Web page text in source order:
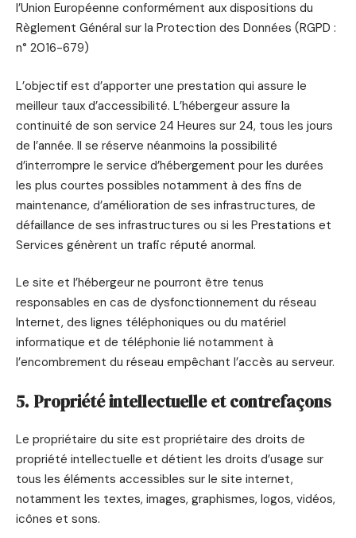
l’Union Européenne conformément aux dispositions du
Règlement Général sur la Protection des Données (RGPD :
n° 2016-679)
L’objectif est d’apporter une prestation qui assure le
meilleur taux d’accessibilité. L’hébergeur assure la
continuité de son service 24 Heures sur 24, tous les jours
de l’année. Il se réserve néanmoins la possibilité
d’interrompre le service d’hébergement pour les durées
les plus courtes possibles notamment à des fins de
maintenance, d’amélioration de ses infrastructures, de
défaillance de ses infrastructures ou si les Prestations et
Services génèrent un trafic réputé anormal.
Le site et l’hébergeur ne pourront être tenus
responsables en cas de dysfonctionnement du réseau
Internet, des lignes téléphoniques ou du matériel
informatique et de téléphonie lié notamment à
l’encombrement du réseau empêchant l’accès au serveur.
5. Propriété intellectuelle et contrefaçons
Le propriétaire du site est propriétaire des droits de
propriété intellectuelle et détient les droits d’usage sur
tous les éléments accessibles sur le site internet,
notamment les textes, images, graphismes, logos, vidéos,
icônes et sons.